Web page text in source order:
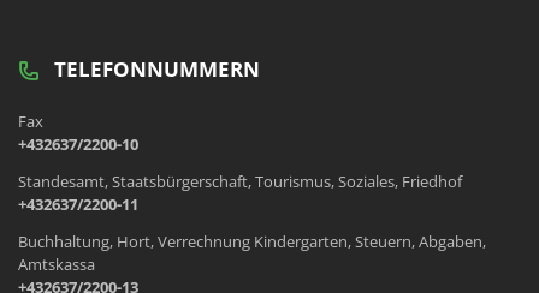
TELEFONNUMMERN
Fax
+432637/2200-10
Standesamt, Staatsbürgerschaft, Tourismus, Soziales, Friedhof
+432637/2200-11
Buchhaltung, Hort, Verrechnung Kindergarten, Steuern, Abgaben,
Amtskassa
+432637/2200-13